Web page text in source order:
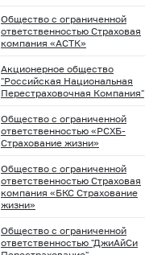
Общество с ограниченной
ответственностью Страховая
компания «АСТК»
Акционерное общество
"Российская Национальная
Перестраховочная Компания"
Общество с ограниченной
ответственностью «РСХБ-
Страхование жизни»
Общество с ограниченной
ответственностью Страховая
компания «БКС Страхование
жизни»
Общество с ограниченной
ответственностью "ДжиАйСи